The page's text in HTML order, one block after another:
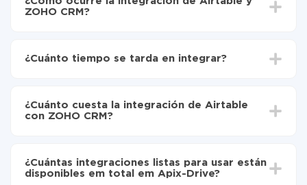
ZOHO CRM?
Elija qué datos transferir de Airtable a ZOHO CRM
de Airtable a ZOHO CRM
¿Cuánto tiempo se tarda en integrar?
oscilar entre 5 y 30 minutos. En promedio, la
configuración tarda entre 10 y 15 minutos.
¿Cuánto cuesta la integración de Airtable
con ZOHO CRM?
tarifas. Usted solo paga por la cantidad de datos que
realmente se transfieren de uno de sus sistemas a otro
¿Cuántas integraciones listas para usar están
disponibles em total em Apix-Drive?